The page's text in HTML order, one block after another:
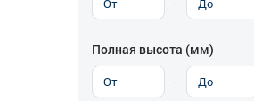
Полная высота (мм)
-